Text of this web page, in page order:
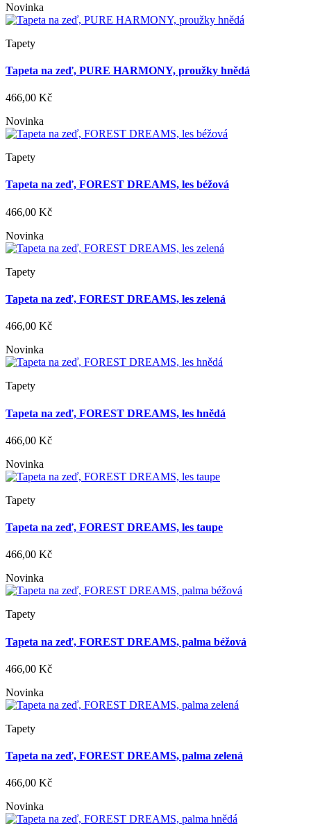
Novinka
Tapety
Tapeta na zeď, PURE HARMONY, proužky hnědá
466,00 Kč
Novinka
Tapety
Tapeta na zeď, FOREST DREAMS, les béžová
466,00 Kč
Novinka
Tapety
Tapeta na zeď, FOREST DREAMS, les zelená
466,00 Kč
Novinka
Tapety
Tapeta na zeď, FOREST DREAMS, les hnědá
466,00 Kč
Novinka
Tapety
Tapeta na zeď, FOREST DREAMS, les taupe
466,00 Kč
Novinka
Tapety
Tapeta na zeď, FOREST DREAMS, palma béžová
466,00 Kč
Novinka
Tapety
Tapeta na zeď, FOREST DREAMS, palma zelená
466,00 Kč
Novinka